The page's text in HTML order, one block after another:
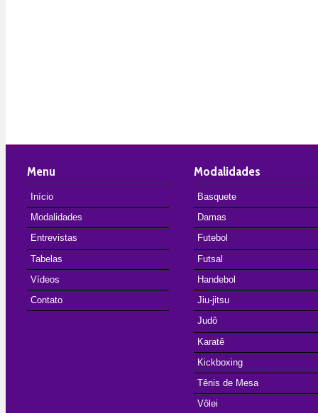
Menu
Início
Modalidades
Entrevistas
Tabelas
Vídeos
Contato
Modalidades
Basquete
Damas
Futebol
Futsal
Handebol
Jiu-jitsu
Judô
Karatê
Kickboxing
Tênis de Mesa
Vôlei